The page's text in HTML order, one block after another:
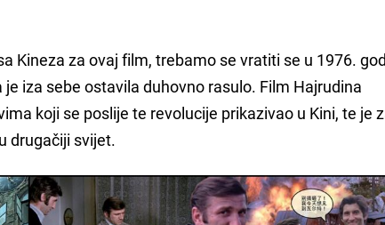
Kineza za ovaj film, trebamo se vratiti se u 1976.
iza sebe ostavila duhovno rasulo. Film Hajrudina
koji se poslije te revolucije prikazivao u Kini, te je
drugačiji svijet.